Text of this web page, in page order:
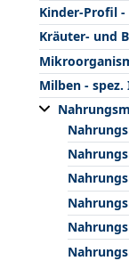
Kinder-Profil -
Kräuter- und
Milben - spez.